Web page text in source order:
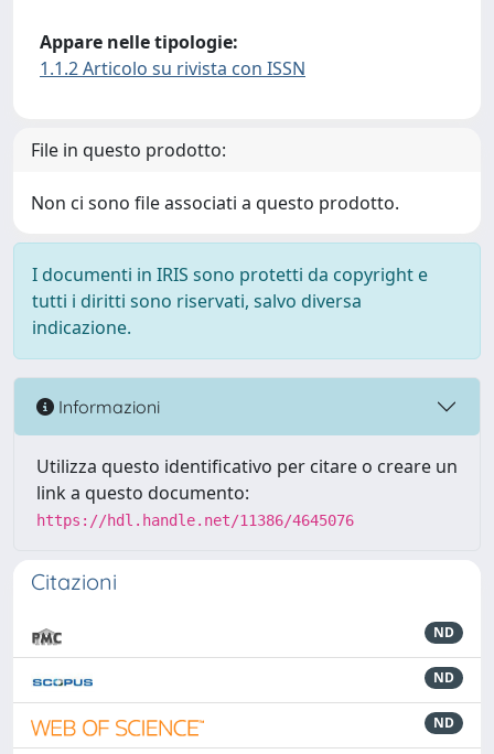
Appare nelle tipologie:
1.1.2 Articolo su rivista con ISSN
File in questo prodotto:
Non ci sono file associati a questo prodotto.
I documenti in IRIS sono protetti da copyright e
tutti i diritti sono riservati, salvo diversa
indicazione.
Informazioni
Utilizza questo identificativo per citare o creare un
link a questo documento:
https://hdl.handle.net/11386/4645076
Citazioni
ND
ND
ND